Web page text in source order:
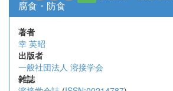
腐食・防食
著者
幸 英昭
出版者
一般社団法人 溶接学会
雑誌